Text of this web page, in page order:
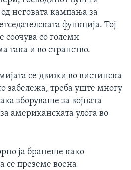
неговата кампања за
функција. Тој
соочува со големи
така и во странство.
се движи во вистинска
забележа, треба уште многу
зборуваше за војната
американската улога во
ја бранеше како
се преземе воена